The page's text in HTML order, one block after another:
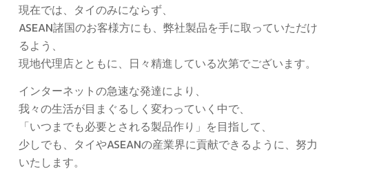
現在では、タイのみにならず、
ASEAN諸国のお客様方にも、弊社製品を手に取っていただけ
るよう、
現地代理店とともに、日々精進している次第でございます。
インターネットの急速な発達により、
我々の生活が目まぐるしく変わっていく中で、
「いつまでも必要とされる製品作り」を目指して、
少しでも、タイやASEANの産業界に貢献できるように、努力
いたします。